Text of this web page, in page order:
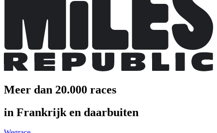
Meer dan 20.000 races
in Frankrijk en daarbuiten